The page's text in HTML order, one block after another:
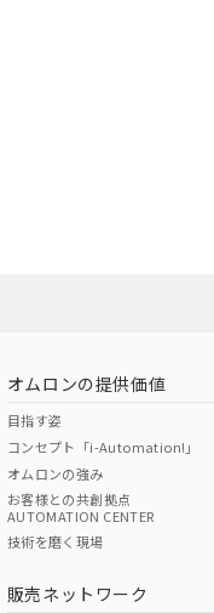
オムロンの提供価値
目指す姿
コンセプト「i-Automation!」
オムロンの強み
お客様との共創拠点
AUTOMATION CENTER
技術を磨く現場
販売ネットワーク